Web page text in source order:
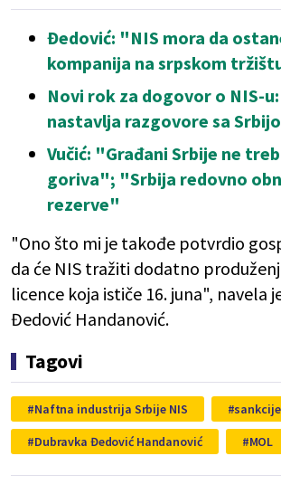
Đedović: "NIS mora da
kompanija na srpskom
Novi rok za dogovor o NIS-u:
nastavlja razgovore sa
Vučić: "Građani Srbije ne
goriva"; "Srbija redovno
rezerve"
"Ono što mi je takođe potvrdio
da će NIS tražiti dodatno
licence koja ističe 16. juna", navela
Đedović Handanović.
Tagovi
Naftna industrija Srbije NIS
Dubravka Đedović Handanović
MOL